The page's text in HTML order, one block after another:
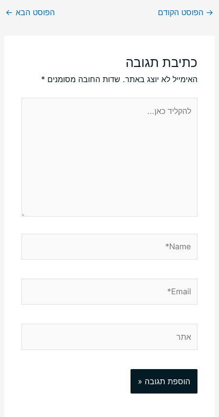
→ הפוסט הקודם הפוסט הבא ←
כתיבת תגובה
האימייל לא יוצג באתר. שדות החובה מסומנים *
כאן...